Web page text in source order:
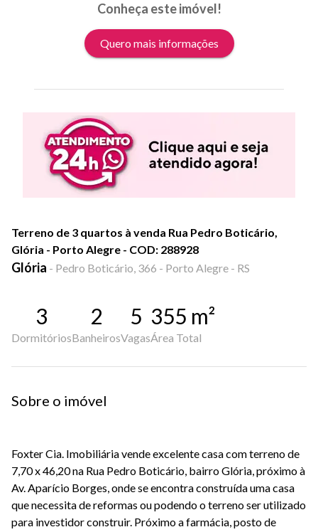
Conheça este imóvel!
Quero mais informações
Terreno de 3 quartos à venda Rua Pedro Boticário,
Glória - Porto Alegre - COD: 288928
Glória - Pedro Boticário, 366 - Porto Alegre - RS
3
Dormitórios
2
Banheiros
5
Vagas
355 m²
Área Total
Sobre o imóvel
Foxter Cia. Imobiliária vende excelente casa com terreno de
7,70 x 46,20 na Rua Pedro Boticário, bairro Glória, próximo à
Av. Aparício Borges, onde se encontra construída uma casa
que necessita de reformas ou podendo o terreno ser utilizado
para investidor construir. Próximo a farmácia, posto de